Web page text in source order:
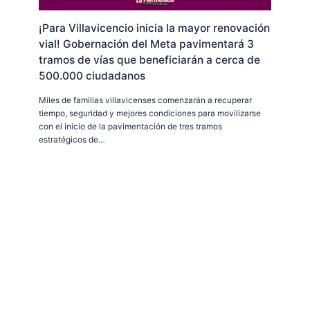
¡Para Villavicencio inicia la mayor renovación
vial! Gobernación del Meta pavimentará 3
tramos de vías que beneficiarán a cerca de
500.000 ciudadanos
Miles de familias villavicenses comenzarán a recuperar
tiempo, seguridad y mejores condiciones para movilizarse
con el inicio de la pavimentación de tres tramos
estratégicos de…